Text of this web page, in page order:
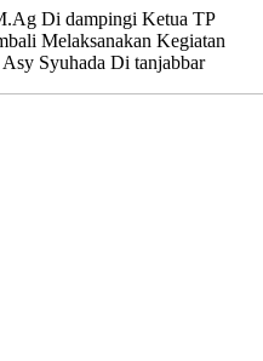
Di dampingi Ketua TP
Melaksanakan Kegiatan
Syuhada Di tanjabbar